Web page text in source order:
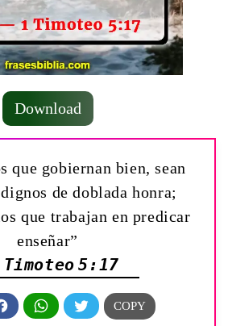
Download
que gobiernan bien, sean
de doblada honra;
que trabajan en predicar
enseñar”
Timoteo 5:17